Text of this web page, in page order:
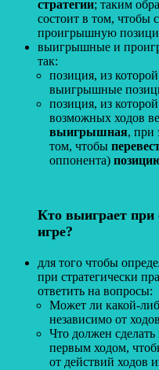
стратегии; таким
состоит в том, чтобы
проигрышную
выигрышные и
так:
позиция, из
выигрышные
позиция, из
возможных ходов
выигрышная, при
том, чтобы
оппонента)
Кто выиграет при
игре?
для того чтобы
при стратегически
ответить на вопросы:
Может ли какой-
независимо от
Что должен
первым ходом,
от действий ходов